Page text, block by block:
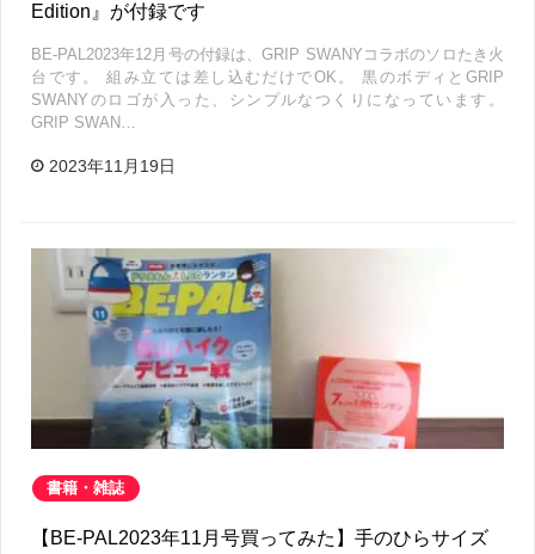
Edition』が付録です
BE-PAL2023年12月号の付録は、GRIP SWANYコラボのソロたき火
台です。 組み立ては差し込むだけでOK。 黒のボディとGRIP
SWANYのロゴが入った、シンプルなつくりになっています。
GRIP SWAN…
2023年11月19日
書籍・雑誌
【BE-PAL2023年11月号買ってみた】手のひらサイズ